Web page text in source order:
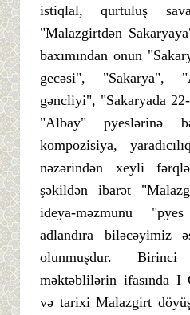
istiqlal, qurtuluş
"Malazgirtdən
baxımından onun
gecəsi", "Sakarya",
gəncliyi", "Sakaryada
"Albay" pyeslərinə
kompozisiya,
nəzərindən xeyli
şəkildən ibarət
ideya-məzmunu
adlandıra biləcəyimiz
olunmuşdur.
məktəblilərin ifasında I
və tarixi Malazgirt